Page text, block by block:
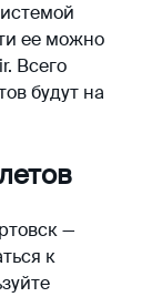
ее можно
Всего
будут на
—
к